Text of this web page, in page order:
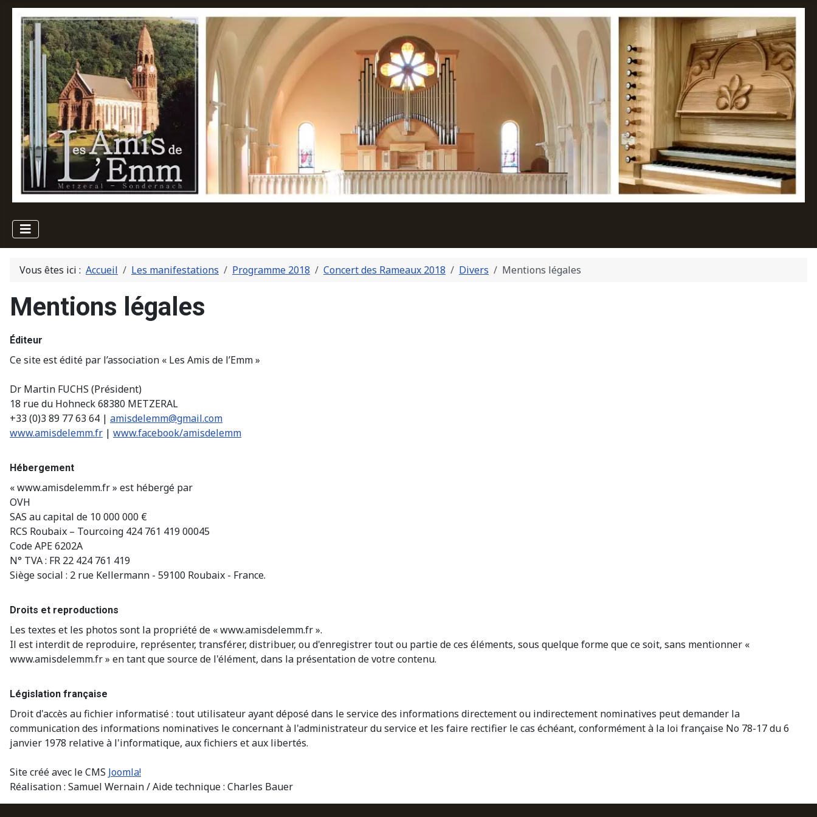
Vous êtes ici : Accueil Les manifestations Programme 2018 Concert des Rameaux 2018 Divers Mentions légales
Mentions légales
Éditeur
Ce site est édité par l’association « Les Amis de l’Emm »
Dr Martin FUCHS (Président)
18 rue du Hohneck 68380 METZERAL
+33 (0)3 89 77 63 64 | amisdelemm@gmail.com
www.amisdelemm.fr | www.facebook/amisdelemm
Hébergement
« www.amisdelemm.fr » est hébergé par
OVH
SAS au capital de 10 000 000 €
RCS Roubaix – Tourcoing 424 761 419 00045
Code APE 6202A
N° TVA : FR 22 424 761 419
Siège social : 2 rue Kellermann - 59100 Roubaix - France.
Droits et reproductions
Les textes et les photos sont la propriété de « www.amisdelemm.fr ».
Il est interdit de reproduire, représenter, transférer, distribuer, ou d'enregistrer tout ou partie de ces éléments, sous quelque forme que ce soit, sans mentionner «
www.amisdelemm.fr » en tant que source de l'élément, dans la présentation de votre contenu.
Législation française
Droit d'accès au fichier informatisé : tout utilisateur ayant déposé dans le service des informations directement ou indirectement nominatives peut demander la
communication des informations nominatives le concernant à l'administrateur du service et les faire rectifier le cas échéant, conformément à la loi française No 78-17 du 6
janvier 1978 relative à l'informatique, aux fichiers et aux libertés.
Site créé avec le CMS Joomla!
Réalisation : Samuel Wernain / Aide technique : Charles Bauer